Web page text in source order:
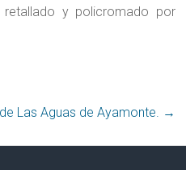
y policromado por
El Cristo de Las Aguas de Ayamonte‏. →